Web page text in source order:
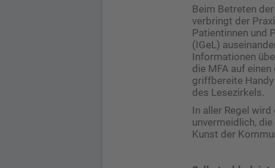
Beim Betreten
verbringt der
Patientinnen und
(IGeL)
Informationen
die MFA auf
griffbereite
des Lesezirkels.
In aller Regel
unvermeidlich,
Kunst der